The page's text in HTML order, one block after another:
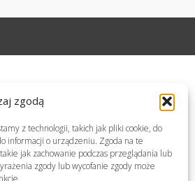
zgodą
z technologii, takich jak pliki cookie, do
informacji o urządzeniu. Zgoda na te
jak zachowanie podczas przeglądania lub
zgody lub wycofanie zgody może